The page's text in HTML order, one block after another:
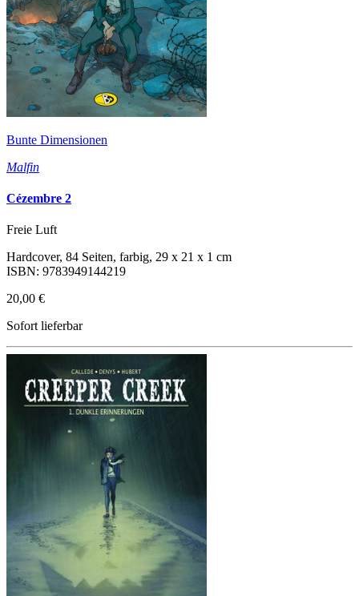
Bunte Dimensionen
Malfin
Cézembre 2
Freie Luft
Hardcover, 84 Seiten, farbig, 29 x 21 x 1 cm
ISBN: 9783949144219
20,00 €
Sofort lieferbar